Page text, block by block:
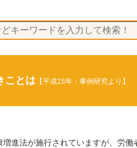
ことは 【平成15年：事例研究より】
進法が施行されていますが、労働